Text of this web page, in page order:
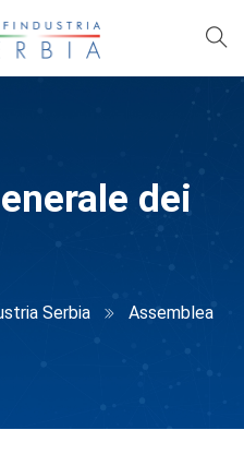
dei
Serbia
Assemblea